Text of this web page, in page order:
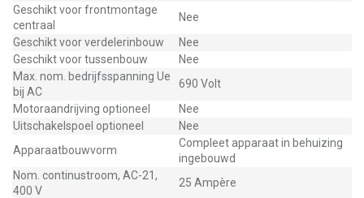
Geschikt voor frontmontage
centraal
Nee
Geschikt voor verdelerinbouw
Nee
Geschikt voor tussenbouw
Nee
Max. nom. bedrijfsspanning Ue
bij AC
690 Volt
Motoraandrijving optioneel
Nee
Uitschakelspoel optioneel
Nee
Apparaatbouwvorm
Compleet apparaat in behuizing
ingebouwd
Nom. continustroom, AC-21,
400 V
25 Ampère